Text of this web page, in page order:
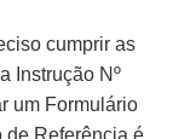
cumprir as
Instrução Nº
um Formulário